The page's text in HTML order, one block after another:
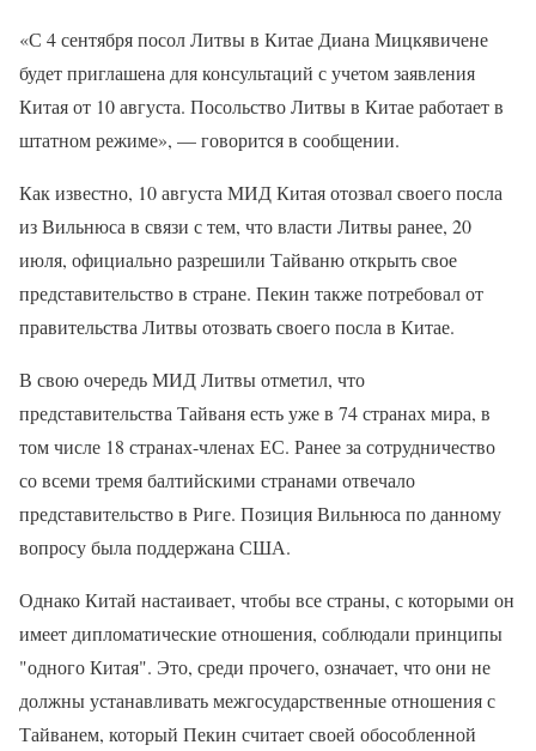
«С 4 сентября посол Литвы в Китае Диана Мицкявичене
будет приглашена для консультаций с учетом заявления
Китая от 10 августа. Посольство Литвы в Китае работает в
штатном режиме», — говорится в сообщении.
Как известно, 10 августа МИД Китая отозвал своего посла
из Вильнюса в связи с тем, что власти Литвы ранее, 20
июля, официально разрешили Тайваню открыть свое
представительство в стране. Пекин также потребовал от
правительства Литвы отозвать своего посла в Китае.
В свою очередь МИД Литвы отметил, что
представительства Тайваня есть уже в 74 странах мира, в
том числе 18 странах-членах ЕС. Ранее за сотрудничество
со всеми тремя балтийскими странами отвечало
представительство в Риге. Позиция Вильнюса по данному
вопросу была поддержана США.
Однако Китай настаивает, чтобы все страны, с которыми он
имеет дипломатические отношения, соблюдали принципы
"одного Китая". Это, среди прочего, означает, что они не
должны устанавливать межгосударственные отношения с
Тайванем, который Пекин считает своей обособленной